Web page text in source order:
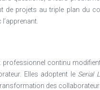
de projets au triple plan du
professionnel continu
Elles adoptent le Serial
des